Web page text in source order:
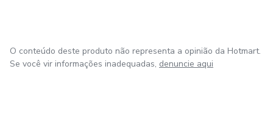
O conteúdo deste produto não representa a opinião da Hotmart.
Se você vir informações inadequadas, denuncie aqui